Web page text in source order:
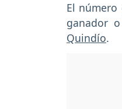
El
ganador
Quindío.